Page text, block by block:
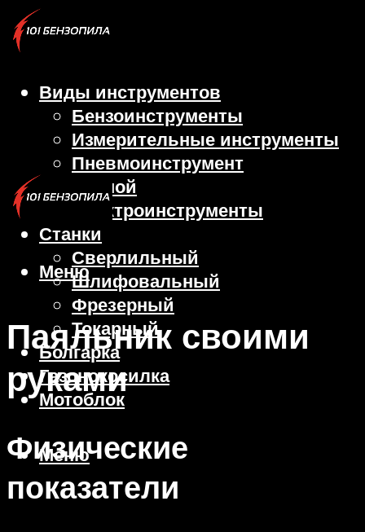
Виды инструментов
Бензоинструменты
Измерительные инструменты
Пневмоинструмент
Ручной
Электроинструменты
Станки
Сверлильный
Шлифовальный
Фрезерный
Токарный
Болгарка
Газонокосилка
Мотоблок
Меню
Меню
Паяльник своими
руками
Физические
показатели